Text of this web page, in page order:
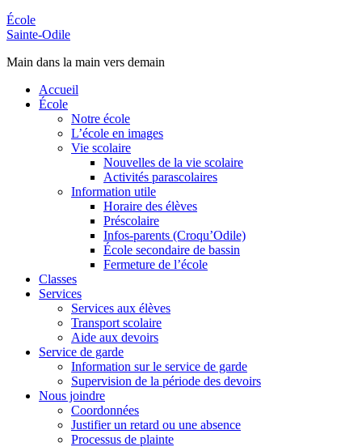
École
Sainte-Odile
Main dans la main vers demain
Accueil
École
Notre école
L’école en images
Vie scolaire
Nouvelles de la vie scolaire
Activités parascolaires
Information utile
Horaire des élèves
Préscolaire
Infos-parents (Croqu’Odile)
École secondaire de bassin
Fermeture de l’école
Classes
Services
Services aux élèves
Transport scolaire
Aide aux devoirs
Service de garde
Information sur le service de garde
Supervision de la période des devoirs
Nous joindre
Coordonnées
Justifier un retard ou une absence
Processus de plainte